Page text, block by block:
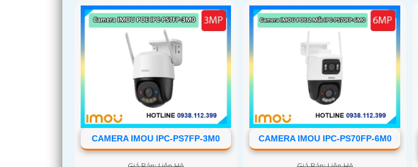
CAMERA IMOU IPC-PS7FP-3M0 CAMERA IMOU IPC-PS70FP-6M0